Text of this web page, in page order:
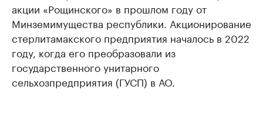
акции «Рощинского» в прошлом году от
Минземимущества республики. Акционирование
стерлитамакского предприятия началось в 2022
году, когда его преобразовали из
государственного унитарного
сельхозпредприятия (ГУСП) в АО.